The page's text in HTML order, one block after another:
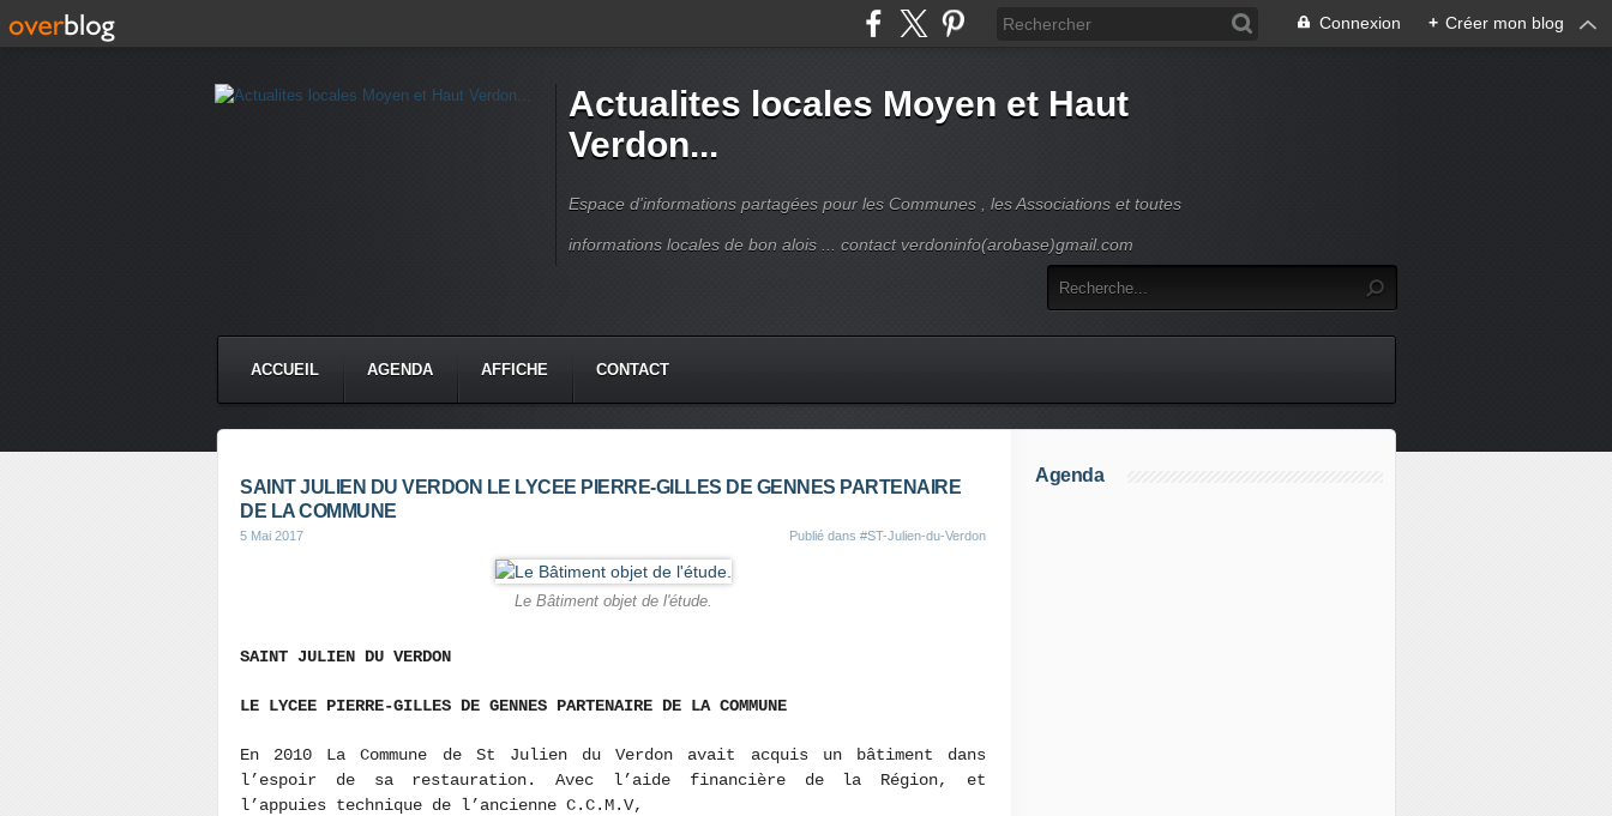
Connexion + Créer mon blog
Actualites locales Moyen et Haut
Verdon...
Espace d'informations partagées pour les Communes , les Associations et toutes
informations locales de bon alois ... contact verdoninfo(arobase)gmail.com
ACCUEIL AGENDA AFFICHE CONTACT
SAINT JULIEN DU VERDON LE LYCEE PIERRE-GILLES DE GENNES PARTENAIRE
DE LA COMMUNE
5 Mai 2017 Publié dans #ST-Julien-du-Verdon
Le Bâtiment objet de l'étude.
SAINT JULIEN DU VERDON
LE LYCEE PIERRE-GILLES DE GENNES PARTENAIRE DE LA COMMUNE
En 2010 La Commune de St Julien du Verdon avait acquis un bâtiment dans
l’espoir de sa restauration. Avec l’aide financière de la Région, et
l’appuies technique de l’ancienne C.C.M.V,
Agenda